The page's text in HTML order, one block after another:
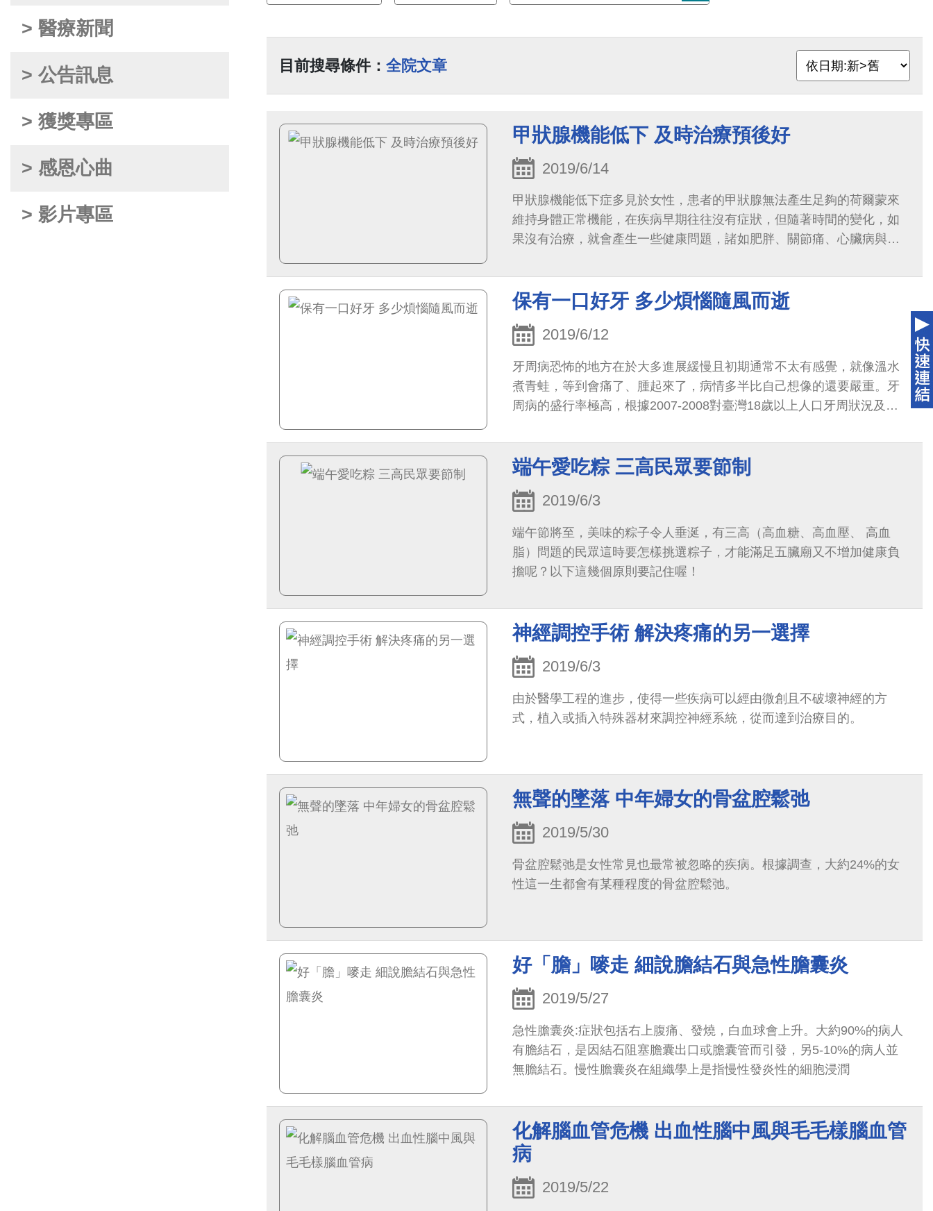
> 醫療新聞
> 公告訊息
> 獲獎專區
> 感恩心曲
> 影片專區
目前搜尋條件： 全院文章
甲狀腺機能低下 及時治療預後好
2019/6/14
甲狀腺機能低下症多見於女性，患者的甲狀腺無法產生足夠的荷爾蒙來
維持身體正常機能，在疾病早期往往沒有症狀，但隨著時間的變化，如
果沒有治療，就會產生一些健康問題，諸如肥胖、關節痛、心臟病與不
保有一口好牙 多少煩惱隨風而逝
2019/6/12
牙周病恐怖的地方在於大多進展緩慢且初期通常不太有感覺，就像溫水
煮青蛙，等到會痛了、腫起來了，病情多半比自己想像的還要嚴重。牙
周病的盛行率極高，根據2007-2008對臺灣18歲以上人口牙周狀況及保
端午愛吃粽 三高民眾要節制
2019/6/3
端午節將至，美味的粽子令人垂涎，有三高（高血糖、高血壓、 高血
脂）問題的民眾這時要怎樣挑選粽子，才能滿足五臟廟又不增加健康負
擔呢？以下這幾個原則要記住喔！
神經調控手術 解決疼痛的另一選擇
2019/6/3
由於醫學工程的進步，使得一些疾病可以經由微創且不破壞神經的方
式，植入或插入特殊器材來調控神經系統，從而達到治療目的。
無聲的墜落 中年婦女的骨盆腔鬆弛
2019/5/30
骨盆腔鬆弛是女性常見也最常被忽略的疾病。根據調查，大約24%的女
性這一生都會有某種程度的骨盆腔鬆弛。
好「膽」嘜走 細說膽結石與急性膽囊炎
2019/5/27
急性膽囊炎:症狀包括右上腹痛、發燒，白血球會上升。大約90%的病人
有膽結石，是因結石阻塞膽囊出口或膽囊管而引發，另5-10%的病人並
無膽結石。慢性膽囊炎在組織學上是指慢性發炎性的細胞浸潤
化解腦血管危機 出血性腦中風與毛毛樣腦血管
病
2019/5/22